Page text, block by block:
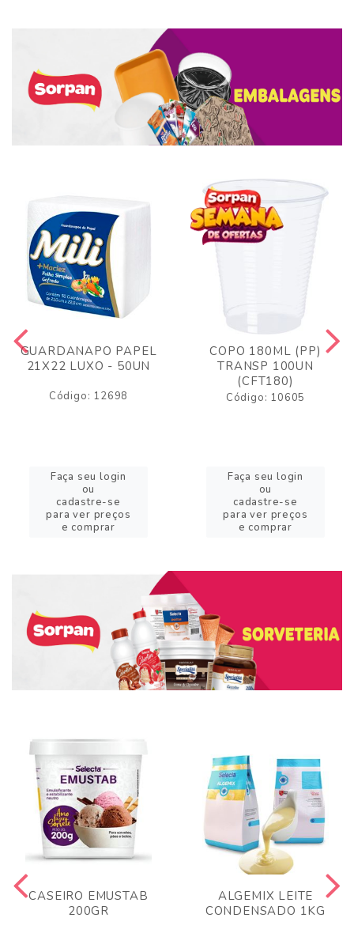
GUARDANAPO PAPEL
21X22 LUXO - 50UN
Código: 12698
Faça seu login
ou
cadastre-se
para ver preços
e comprar
COPO 180ML (PP)
TRANSP 100UN
(CFT180)
Código: 10605
Faça seu login
ou
cadastre-se
para ver preços
e comprar
CASEIRO EMUSTAB
200GR
ALGEMIX LEITE
CONDENSADO 1KG